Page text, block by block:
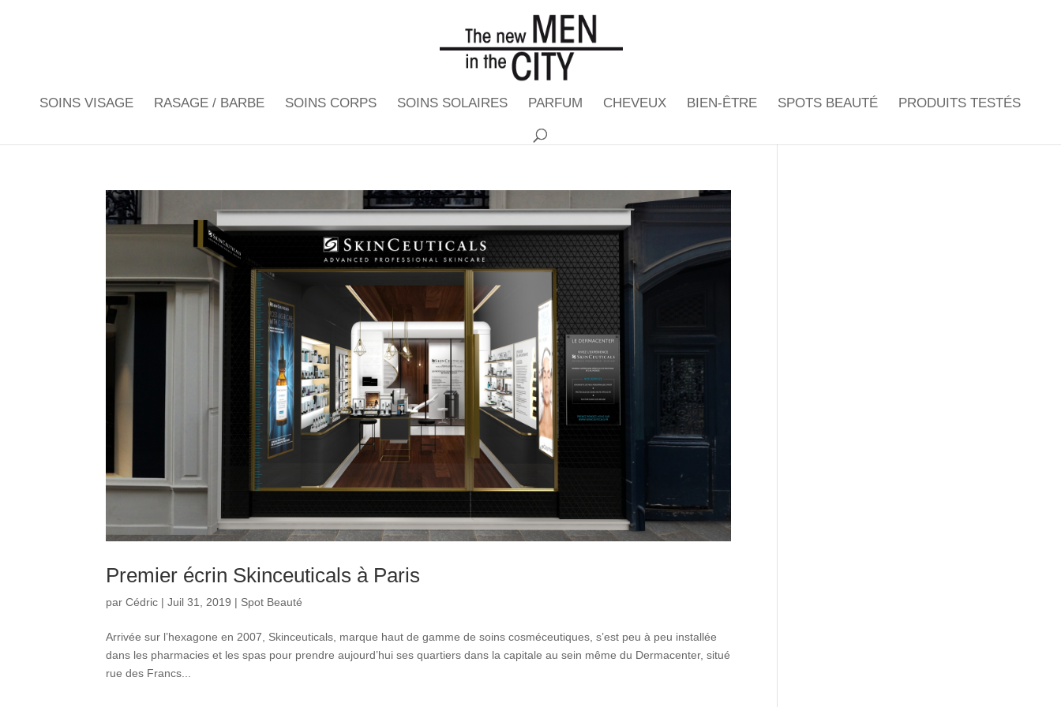
SOINS VISAGE RASAGE / BARBE SOINS CORPS SOINS SOLAIRES PARFUM CHEVEUX BIEN-ÊTRE SPOTS BEAUTÉ PRODUITS TESTÉS
Premier écrin Skinceuticals à Paris
parCédric |Juil 31, 2019 | Spot Beauté
Arrivée sur l’hexagone en 2007, Skinceuticals, marque haut de gamme de soins cosméceutiques, s’est peu à peu installée
dans les pharmacies et les spas pour prendre aujourd’hui ses quartiers dans la capitale au sein même du Dermacenter, situé
rue des Francs...